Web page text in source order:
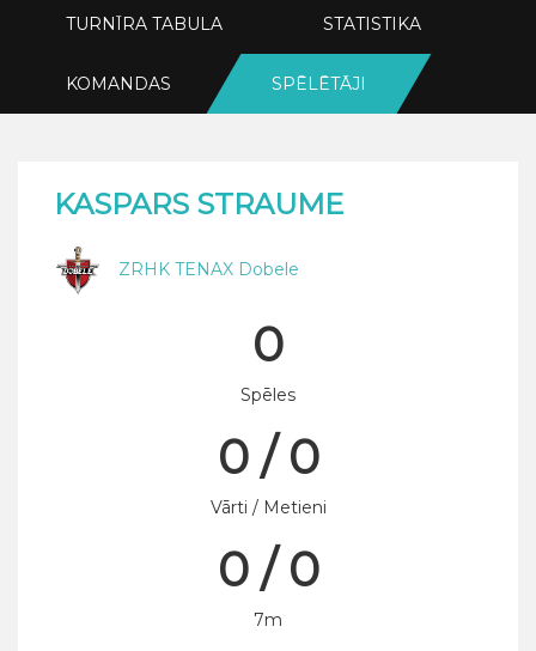
TURNĪRA TABULA STATISTIKA
KOMANDAS SPĒLĒTĀJI
KASPARS STRAUME
ZRHK TENAX Dobele
0
Spēles
0 / 0
Vārti / Metieni
0 / 0
7m